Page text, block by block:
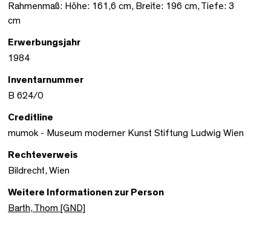
Rahmenmaß: Höhe: 161,6 cm, Breite: 196 cm, Tiefe: 3
cm
Erwerbungsjahr
1984
Inventarnummer
B 624/0
Creditline
mumok - Museum moderner Kunst Stiftung Ludwig Wien
Rechteverweis
Bildrecht, Wien
Weitere Informationen zur Person
Barth, Thom [GND]